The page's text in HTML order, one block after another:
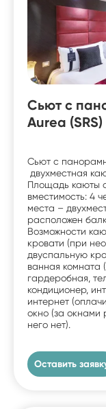
Сьют с
Aurea (SRS)
Сьют с
двухместная
Площадь каюты
вместимость: 4
места –
расположен
Возможности
кровати (при
двуспальную
ванная комната
гардеробная,
кондиционер,
интернет
окно (за окнами
него нет).
Оставить